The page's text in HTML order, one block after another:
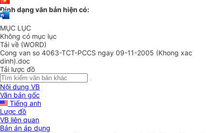
Định dạng văn bản hiện có:
MỤC LỤC
Không có mục lục
Tải về (WORD)
Cong van so 4063-TCT-PCCS ngay 09-11-2005 (Khong xac
dinh).doc
Tải lược đồ
Nội dung VB
Văn bản gốc
Tiếng anh
Lược đồ
VB liên quan
Bản án áp dụng